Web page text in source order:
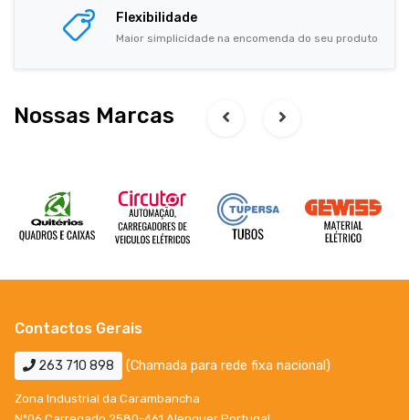
Flexibilidade
Maior simplicidade na encomenda do seu produto
Nossas Marcas
Contactos Gerais
263 710 898 (Chamada para rede fixa nacional)
Zona Industrial da Carambancha